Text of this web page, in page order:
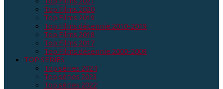
Top Films 2020
Top Films 2019
Top Films décennie 2010-2019
Top Films 2018
Top Films 2017
Top Films décennie 2000-2009
TOP SERIES
Top séries 2024
Top séries 2023
Top séries 2022